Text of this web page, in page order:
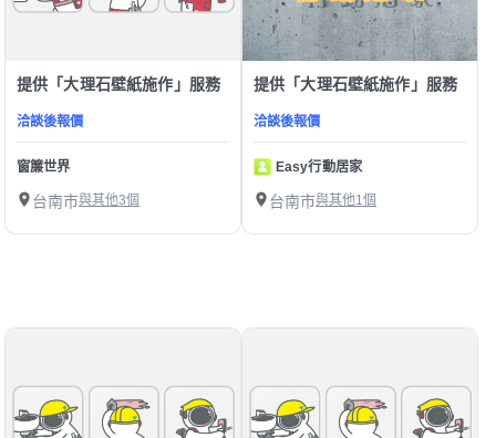
提供「大理石壁紙施作」服務
洽談後報價
窗簾世界
台南市與其他3個
提供「大理石壁紙施作」服務
洽談後報價
Easy行動居家
台南市與其他1個